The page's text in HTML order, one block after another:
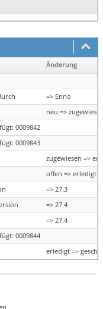
Änderung
=> Enno
neu =>
0009842
0009843
zugewiesen =>
offen => erledigt
=> 27.3
=> 27.4
=> 27.4
0009844
erledigt =>